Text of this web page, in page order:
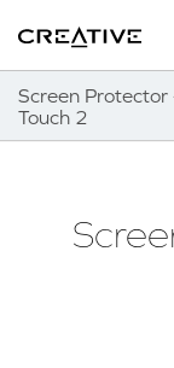
Screen Protector
Touch 2
Back to Top